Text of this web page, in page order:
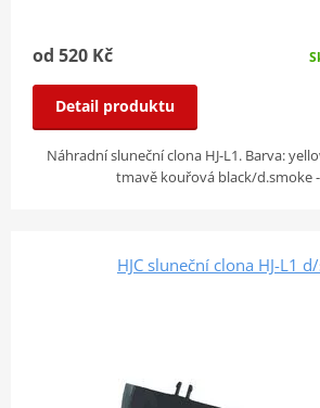
od 520 Kč
Detail produktu
Náhradní sluneční clona HJ-L1. Barva:
tmavě kouřová black/d.smoke
HJC sluneční clona HJ-L1